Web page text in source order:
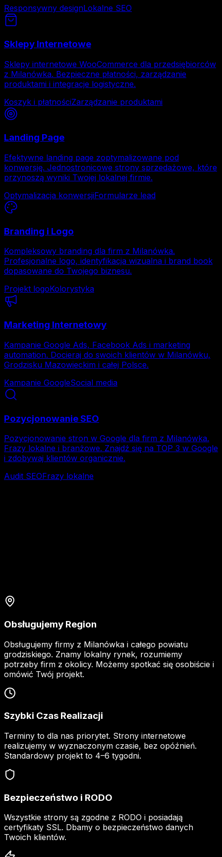
Responsywny designLokalne SEO
Sklepy Internetowe
Sklepy internetowe WooCommerce dla przedsiębiorców
z Milanówka. Bezpieczne płatności, zarządzanie
produktami i integracje logistyczne.
Koszyk i płatnościZarządzanie produktami
Landing Page
Efektywne landing page zoptymalizowane pod
konwersję. Jednostronicowe strony sprzedażowe, które
przynoszą wyniki Twojej lokalnej firmie.
Optymalizacja konwersjiFormularze lead
Branding i Logo
Kompleksowy branding dla firm z Milanówka.
Profesjonalne logo, identyfikacja wizualna i brand book
dopasowane do Twojego biznesu.
Projekt logoKolorystyka
Marketing Internetowy
Kampanie Google Ads, Facebook Ads i marketing
automation. Docieraj do swoich klientów w Milanówku,
Grodzisku Mazowieckim i całej Polsce.
Kampanie GoogleSocial media
Pozycjonowanie SEO
Pozycjonowanie stron w Google dla firm z Milanówka.
Frazy lokalne i branżowe. Znajdź się na TOP 3 w Google
i zdobywaj klientów organicznie.
Audit SEOFrazy lokalne
Obsługujemy Region
Obsługujemy firmy z Milanówka i całego powiatu
grodziskiego. Znamy lokalny rynek, rozumiemy
potrzeby firm z okolicy. Możemy spotkać się osobiście i
omówić Twój projekt.
Szybki Czas Realizacji
Terminy to dla nas priorytet. Strony internetowe
realizujemy w wyznaczonym czasie, bez opóźnień.
Standardowy projekt to 4–6 tygodni.
Bezpieczeństwo i RODO
Wszystkie strony są zgodne z RODO i posiadają
certyfikaty SSL. Dbamy o bezpieczeństwo danych
Twoich klientów.